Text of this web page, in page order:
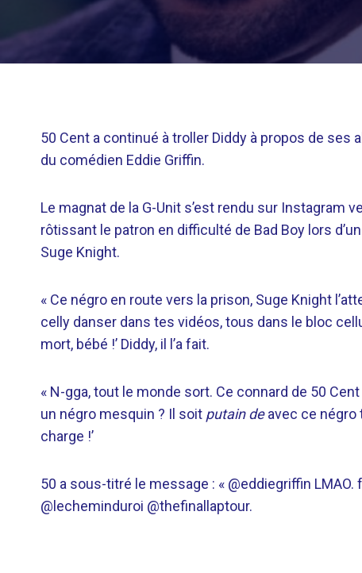
50 Cent a continué à troller Diddy à propos de ses
du comédien Eddie Griffin.
Le magnat de la G-Unit s’est rendu sur Instagram
rôtissant le patron en difficulté de Bad Boy lors
Suge Knight.
« Ce négro en route vers la prison, Suge Knight
celly danser dans tes vidéos, tous dans le bloc
mort, bébé !’ Diddy, il l’a fait.
« N-gga, tout le monde sort. Ce connard de 50
un négro mesquin ? Il soit putain deavec ce négro
charge !’
50 a sous-titré le message : « @eddiegriffin
@lecheminduroi @thefinallaptour.